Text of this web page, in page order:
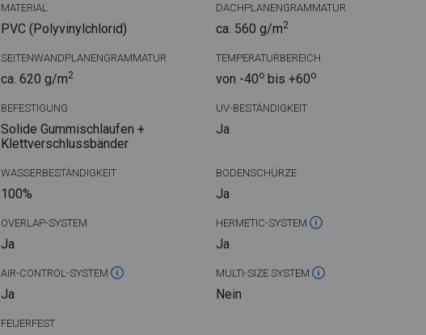
MATERIAL
PVC (Polyvinylchlorid)
DACHPLANENGRAMMATUR
ca. 560 g/m2
SEITENWANDPLANENGRAMMATUR
ca. 620 g/m2
TEMPERATURBEREICH
von -40obis +60o
BEFESTIGUNG
Solide Gummischlaufen +
Klettverschlussbänder
UV-BESTÄNDIGKEIT
Ja
WASSERBESTÄNDIGKEIT
100%
BODENSCHÜRZE
Ja
OVERLAP-SYSTEM
Ja
HERMETIC-SYSTEM
Ja
AIR-CONTROL-SYSTEM
Ja
MULTI-SIZE SYSTEM
Nein
FEUERFEST